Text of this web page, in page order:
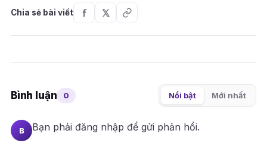
Chia sẻ bài viết
Bình luận 0 Nổi bật Mới nhất
B Bạn phải đăng nhập để gửi phản hồi.